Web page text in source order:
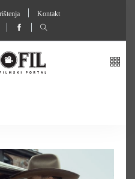
Kontakt